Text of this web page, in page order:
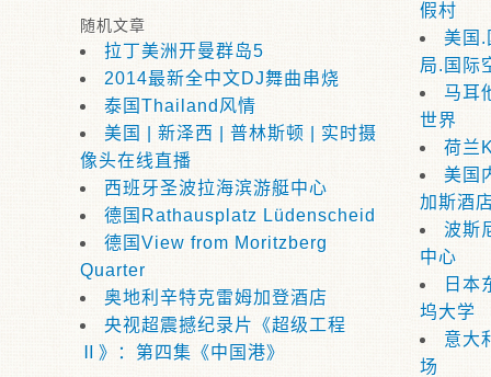
随机文章
拉丁美洲开曼群岛5
2014最新全中文DJ舞曲串烧
泰国Thailand风情
美国 | 新泽西 | 普林斯顿 | 实时摄
像头在线直播
西班牙圣波拉海滨游艇中心
德国Rathausplatz Lüdenscheid
德国View from Moritzberg
Quarter
奥地利辛特克雷姆加登酒店
央视超震撼纪录片《超级工程
Ⅱ》：第四集《中国港》
假村
美国.
局.国际
马耳
世界
荷兰
美国
加斯酒
波斯
中心
日本
坞大学
意大
场